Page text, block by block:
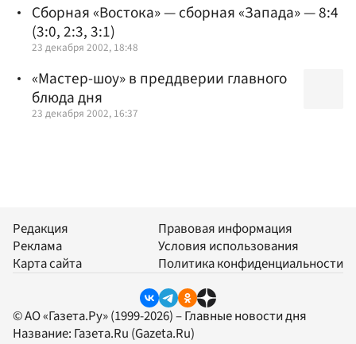
Сборная «Востока» — сборная «Запада» — 8:4
(3:0, 2:3, 3:1)
23 декабря 2002, 18:48
«Мастер-шоу» в преддверии главного
блюда дня
23 декабря 2002, 16:37
Редакция
Реклама
Карта сайта
Правовая информация
Условия использования
Политика конфиденциальности
© АО «Газета.Ру» (1999-2026) – Главные новости дня
Название: Газета.Ru (Gazeta.Ru)